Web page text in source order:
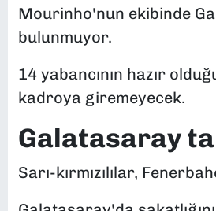
Mourinho'nun ekibinde
bulunmuyor.
14 yabancının hazır
kadroya giremeyecek.
Galatasaray
Sarı-kırmızılılar,